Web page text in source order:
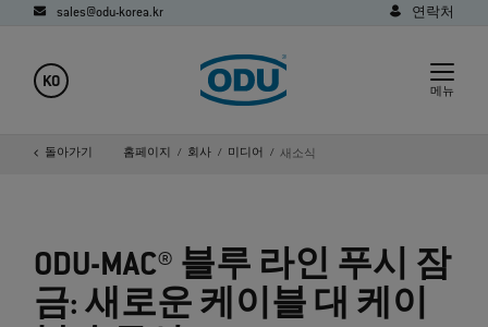
sales@odu-korea.kr 연락처
KO
메뉴
돌아가기 홈페이지 회사 미디어 새소식
ODU-MAC® 블루 라인 푸시 잠
금: 새로운 케이블 대 케이